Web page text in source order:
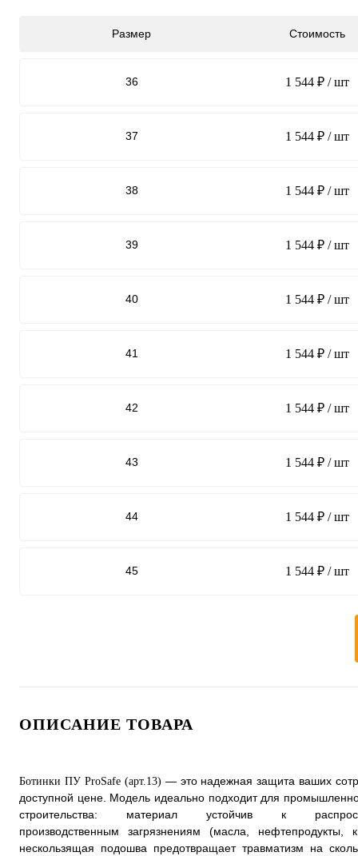
Размер Стоимость
36 1 544 ₽ / шт
37 1 544 ₽ / шт
38 1 544 ₽ / шт
39 1 544 ₽ / шт
40 1 544 ₽ / шт
41 1 544 ₽ / шт
42 1 544 ₽ / шт
43 1 544 ₽ / шт
44 1 544 ₽ / шт
45 1 544 ₽ / шт
ОПИСАНИЕ ТОВАРА
Ботинки ПУ ProSafe (арт.13) — это надежная защита ваших
доступной цене. Модель идеально подходит для
строительства: материал устойчив к
производственным загрязнениям (масла, нефтепродукты,
нескользящая подошва предотвращает травматизм на